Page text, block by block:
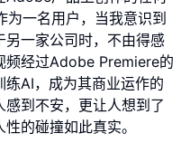
一名用户，当我意识到
一家公司时，不由得感
频经过Adobe Premiere的
AI，成为其商业运作的
到不安，更让人想到了
的碰撞如此真实。